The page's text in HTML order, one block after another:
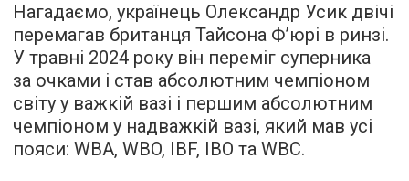
Нагадаємо, українець Олександр Усик двічі
перемагав британця Тайсона Ф’юрі в ринзі.
У травні 2024 року він переміг суперника
за очками і став абсолютним чемпіоном
світу у важкій вазі і першим абсолютним
чемпіоном у надважкій вазі, який мав усі
пояси: WBA, WBO, IBF, IBO та WBC.